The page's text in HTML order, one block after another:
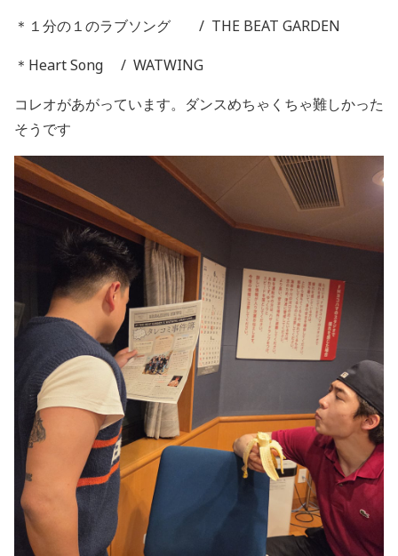
＊１分の１のラブソング / THE BEAT GARDEN
＊Heart Song / WATWING
コレオがあがっています。ダンスめちゃくちゃ難しかった
そうです